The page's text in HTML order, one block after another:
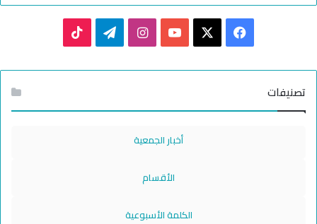
Facebook
YouTube
Instagram
Telegram
تصنيفات
أخبار الجمعية
الأقسام
الكلمة الأسبوعية